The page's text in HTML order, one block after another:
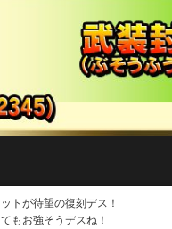
トが待望の復刻デス！
もお強そうデスね！